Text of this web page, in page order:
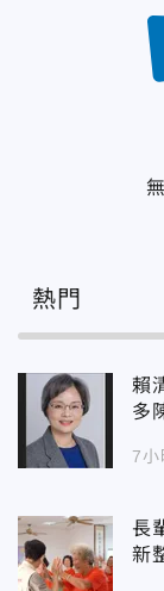
熱門
賴
多
7小
長
新